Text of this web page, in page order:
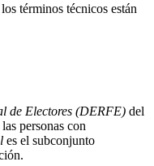
términos técnicos están
de Electores (DERFE) del
personas con
es el subconjunto